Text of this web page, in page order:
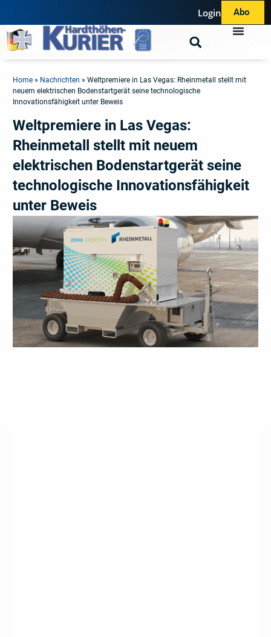
Login Abo
Home » Nachrichten »Weltpremiere in Las Vegas: Rheinmetall stellt mit
neuem elektrischen Bodenstartgerät seine technologische
Innovationsfähigkeit unter Beweis
Weltpremiere in Las Vegas:
Rheinmetall stellt mit neuem
elektrischen Bodenstartgerät seine
technologische Innovationsfähigkeit
unter Beweis